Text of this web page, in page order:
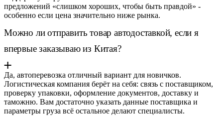
предложений «слишком хороших, чтобы быть правдой» -
особенно если цена значительно ниже рынка.
Можно ли отправить товар автодоставкой, если я
впервые заказываю из Китая?
Да, автоперевозка отличный вариант для новичков.
Логистическая компания берёт на себя: связь с поставщиком,
проверку упаковки, оформление документов, доставку и
таможню. Вам достаточно указать данные поставщика и
параметры груза всё остальное делают специалисты.